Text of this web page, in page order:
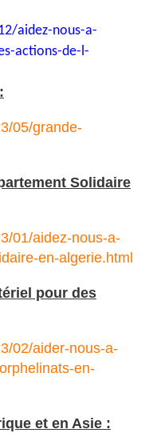
aidez-nous-a-
actions-de-l-
05/grande-
Solidaire
01/aidez-nous-a-
en-algerie.html
pour des
02/aider-nous-a-
en-
et en Asie :